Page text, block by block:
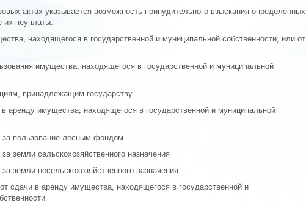
актах указывается возможность принудительного взыскания определенных
их неуплаты.
находящегося в государственной и муниципальной собственности, или от
имущества, находящегося в государственной и муниципальной
принадлежащим государству
аренду имущества, находящегося в государственной и муниципальной
за пользование лесным фондом
земли сельскохозяйственного назначения
земли несельскохозяйственного назначения
сдачи в аренду имущества, находящегося в государственной и